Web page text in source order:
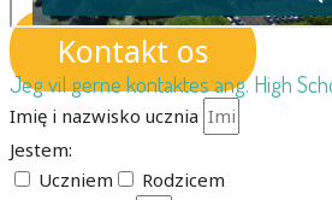
Kontakt os
Jeg vil gerne kontaktes ang. High
Imię i nazwisko ucznia
Jestem:
Uczniem
Rodzicem